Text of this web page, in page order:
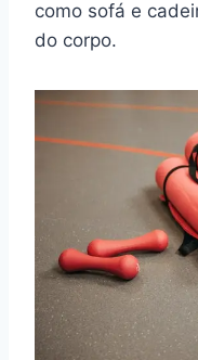
como sofá e
do corpo.